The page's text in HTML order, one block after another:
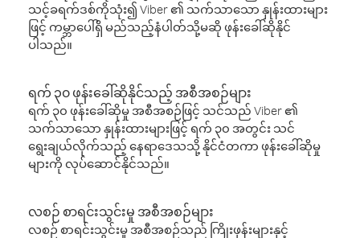
သင့်ခရက်ဒစ်ကိုသုံး၍ Viber ၏ သက်သာသော နှုန်းထားများ
ဖြင့် ကမ္ဘာပေါ်ရှိ မည်သည့်နံပါတ်သို့မဆို ဖုန်းခေါ်ဆိုနိုင်
ပါသည်။
ရက် ၃၀ ဖုန်းခေါ်ဆိုနိုင်သည့် အစီအစဉ်များ
ရက် ၃၀ ဖုန်းခေါ်ဆိုမှု အစီအစဉ်ဖြင့် သင်သည် Viber ၏
သက်သာသော နှုန်းထားများဖြင့် ရက် ၃၀ အတွင်း သင်
ရွေးချယ်လိုက်သည့် နေရာဒေသသို့ နိုင်ငံတကာ ဖုန်းခေါ်ဆိုမှု
များကို လုပ်ဆောင်နိုင်သည်။
လစဉ် စာရင်းသွင်းမှု အစီအစဉ်များ
လစဉ် စာရင်းသွင်းမှု အစီအစဉ်သည် ကြိုးဖုန်းများနှင့်